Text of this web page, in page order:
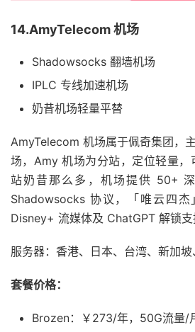
14.AmyTelecom 机场
Shadowsocks 翻墙机场
IPLC 专线加速机场
奶昔机场轻量平替
AmyTelecom 机场属于佩奇集团，
场，Amy 机场为分站，定位轻量，
站奶昔那么多，机场提供 50+ 深
Shadowsocks 协议，「唯云四杰
Disney+ 流媒体及 ChatGPT 解锁支
服务器：香港、日本、台湾、新加坡
套餐价格：
Brozen：￥273/年，50G流量/